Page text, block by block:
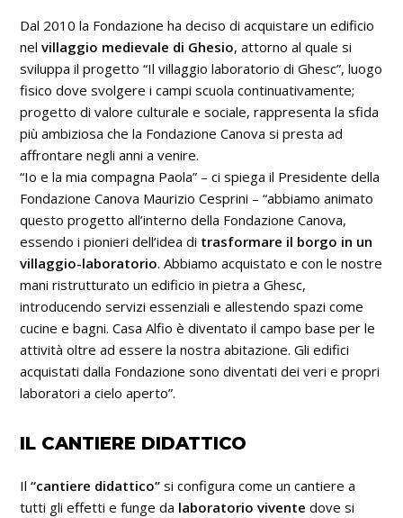
Dal 2010 la Fondazione ha deciso di acquistare un edificio
nelvillaggio medievale di Ghesio, attorno al quale si
sviluppa il progetto “Il villaggio laboratorio di Ghesc”, luogo
fisico dove svolgere i campi scuola continuativamente;
progetto di valore culturale e sociale, rappresenta la sfida
più ambiziosa che la Fondazione Canova si presta ad
affrontare negli anni a venire.
“Io e la mia compagna Paola” – ci spiega il Presidente della
Fondazione Canova Maurizio Cesprini – “abbiamo animato
questo progetto all’interno della Fondazione Canova,
essendo i pionieri dell’idea di trasformare il borgo in un
villaggio-laboratorio. Abbiamo acquistato e con le nostre
mani ristrutturato un edificio in pietra a Ghesc,
introducendo servizi essenziali e allestendo spazi come
cucine e bagni. Casa Alfio è diventato il campo base per le
attività oltre ad essere la nostra abitazione. Gli edifici
acquistati dalla Fondazione sono diventati dei veri e propri
laboratori a cielo aperto”.
IL CANTIERE DIDATTICO
Il“cantiere didattico” si configura come un cantiere a
tutti gli effetti e funge da laboratorio vivente dove si